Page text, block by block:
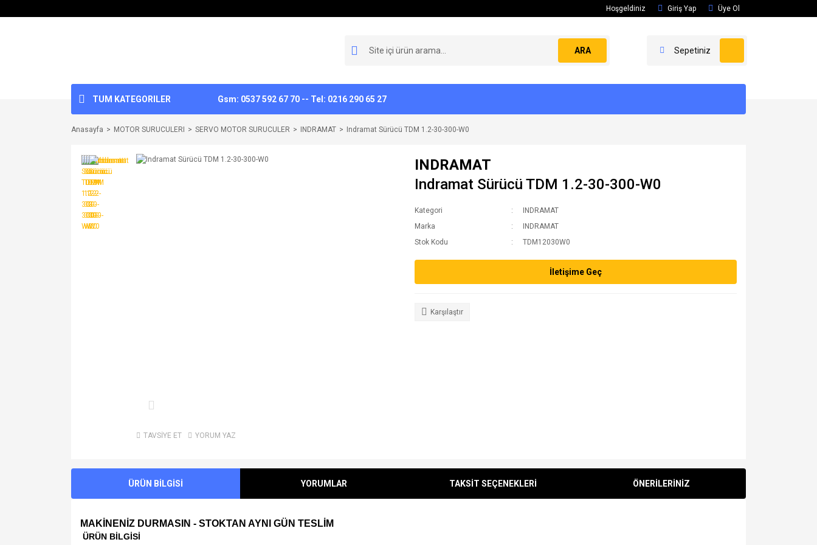
Hoşgeldiniz Giriş Yap Üye Ol
ARA Sepetiniz
TUM KATEGORILER Gsm: 0537 592 67 70 -- Tel: 0216 290 65 27
Anasayfa MOTOR SURUCULERI SERVO MOTOR SURUCULER INDRAMAT Indramat Sürücü TDM 1.2-30-300-W0
TAVSİYE ET YORUM YAZ
INDRAMAT
Indramat Sürücü TDM 1.2-30-300-W0
Kategori
INDRAMAT
Marka
INDRAMAT
Stok Kodu
TDM12030W0
İletişime Geç
Karşılaştır
ÜRÜN BİLGİSİ YORUMLAR TAKSİT SEÇENEKLERİ ÖNERİLERİNİZ
MAKİNENİZ DURMASIN - STOKTAN AYNI GÜN TESLİM
ÜRÜN BİLGİSİ